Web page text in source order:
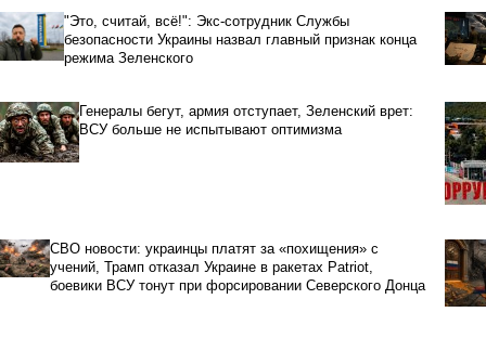
"Это, считай, всё!": Экс-сотрудник Службы
безопасности Украины назвал главный признак конца
режима Зеленского
Генералы бегут, армия отступает, Зеленский врет:
ВСУ больше не испытывают оптимизма
СВО новости: украинцы платят за «похищения» с
учений, Трамп отказал Украине в ракетах Patriot,
боевики ВСУ тонут при форсировании Северского Донца